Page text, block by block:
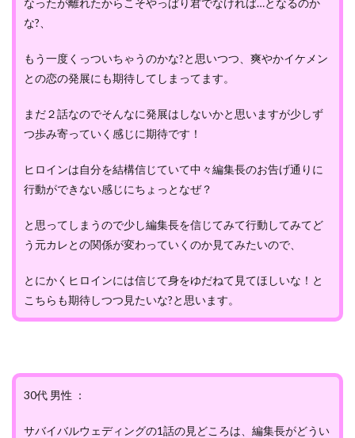
なったが離れたからこそやっぱり君でなければ…となるのか
な?、
もう一度くっついちゃうのかな?と思いつつ、爽やかイケメン
との恋の発展にも期待してしまってます。
まだ２話なのでそんなに発展はしないかと思いますが少しず
つ歩み寄っていく感じに期待です！
ヒロインは自分を結構信じていて中々編集長のお告げ通りに
行動ができない感じにちょっとなぜ？
と思ってしまうので少し編集長を信じてみて行動してみてど
う元カレとの関係が変わっていくのか見てみたいので、
とにかくヒロインには信じて身をゆだねて見てほしいな！と
こちらも期待しつつ見たいな?と思います。
30代 男性 ：
サバイバルウェディングの1話の見どころは、編集長がどうい